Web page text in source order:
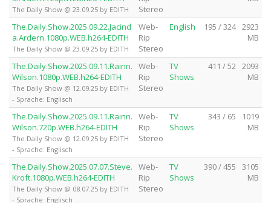
The Daily Show @ 23.09.25 by EDITH
Stereo
The.Daily.Show.2025.09.22.Jacind
a.Ardern.1080p.WEB.h264-EDITH
The Daily Show @ 23.09.25 by EDITH
Web-
Rip
Stereo
English 195 / 324
2923
MB
The.Daily.Show.2025.09.11.Rainn.
Wilson.1080p.WEB.h264-EDITH
The Daily Show @ 12.09.25 by EDITH
- Sprache: Englisch
Web-
Rip
Stereo
TV
Shows
411 / 52
2093
MB
The.Daily.Show.2025.09.11.Rainn.
Wilson.720p.WEB.h264-EDITH
The Daily Show @ 12.09.25 by EDITH
- Sprache: Englisch
Web-
Rip
Stereo
TV
Shows
343 / 65
1019
MB
The.Daily.Show.2025.07.07.Steve.
Kroft.1080p.WEB.h264-EDITH
The Daily Show @ 08.07.25 by EDITH
- Sprache: Englisch
Web-
Rip
Stereo
TV
Shows
390 / 455
3105
MB